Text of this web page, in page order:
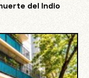
del Indio